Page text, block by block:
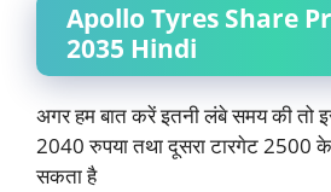
Apollo Tyres Share
2035 Hindi
अगर हम बात करें इतनी लंबे समय की तो
2040 रुपया तथा दूसरा टारगेट 2500
सकता है